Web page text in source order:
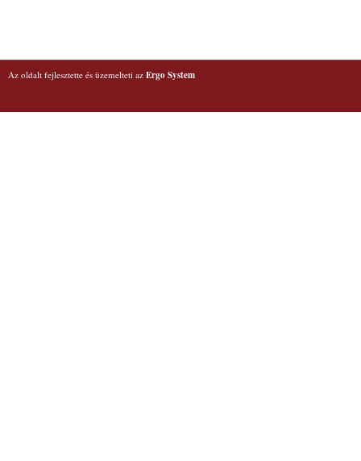
Az oldalt fejlesztette és üzemelteti az Ergo System